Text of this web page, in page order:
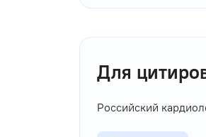
Для
Российский